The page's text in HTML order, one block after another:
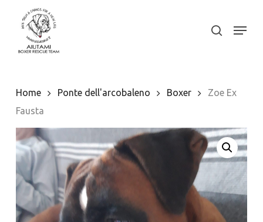
content
search
Menu
Home Ponte dell'arcobaleno Boxer
Zoe Ex
Fausta
Close